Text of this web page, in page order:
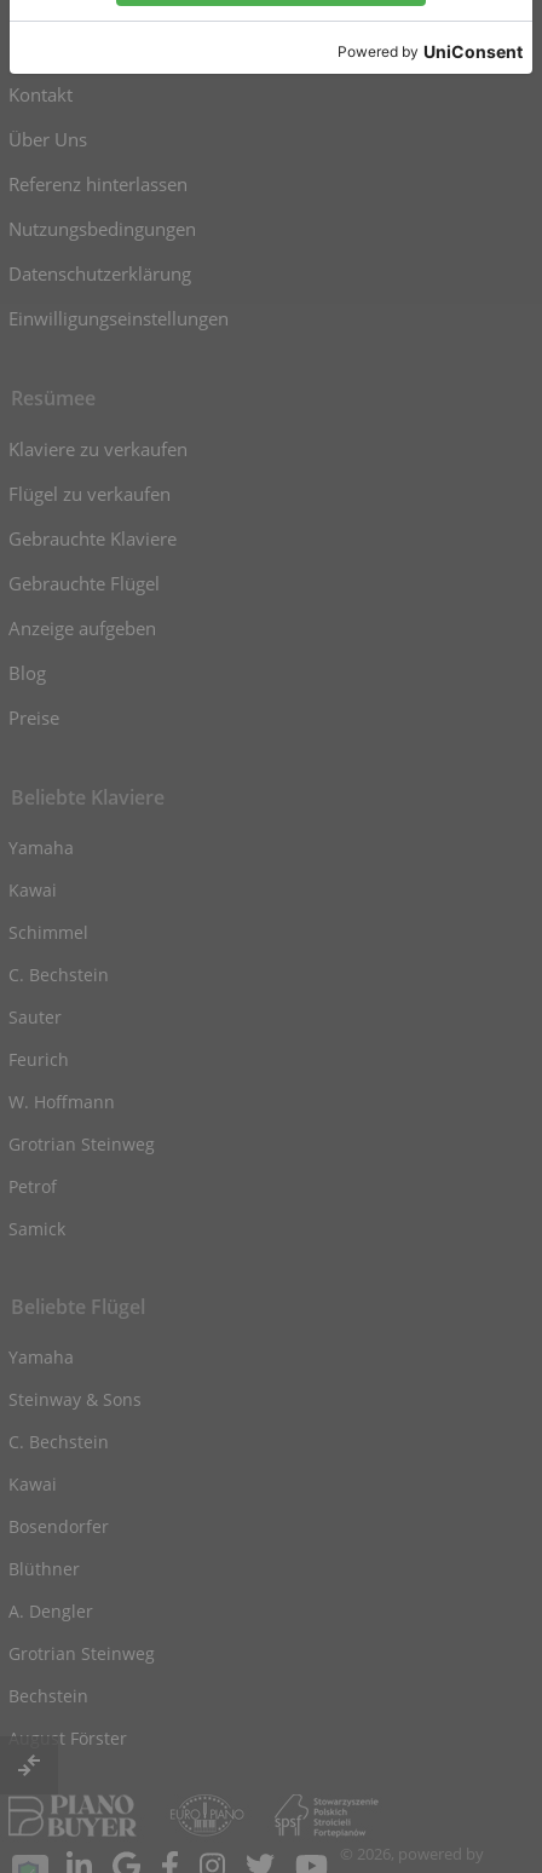
Klaviano
Kontakt
Über Uns
Referenz hinterlassen
Nutzungsbedingungen
Datenschutzerklärung
Einwilligungseinstellungen
Resümee
Klaviere zu verkaufen
Flügel zu verkaufen
Gebrauchte Klaviere
Gebrauchte Flügel
Anzeige aufgeben
Blog
Preise
Beliebte Klaviere
Yamaha
Kawai
Schimmel
C. Bechstein
Sauter
Feurich
W. Hoffmann
Grotrian Steinweg
Petrof
Samick
Beliebte Flügel
Yamaha
Steinway & Sons
C. Bechstein
Kawai
Bosendorfer
Blüthner
A. Dengler
Grotrian Steinweg
Bechstein
August Förster
© 2026, powered by